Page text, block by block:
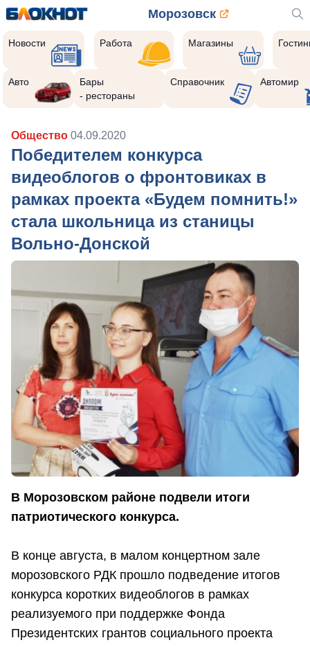
Морозовск
Новости Работа Магазины
Авто
Бары
- рестораны
Справочник Автомир
Общество 04.09.2020
Победителем конкурса
видеоблогов о фронтовиках в
рамках проекта «Будем помнить!»
стала школьница из станицы
Вольно-Донской
В Морозовском районе подвели итоги
патриотического конкурса.
В конце августа, в малом концертном зале
морозовского РДК прошло подведение итогов
конкурса коротких видеоблогов в рамках
реализуемого при поддержке Фонда
Президентских грантов социального проекта